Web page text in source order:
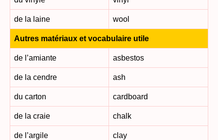
de la laine wool
Autres matériaux et vocabulaire utile
de l’amiante asbestos
de la cendre ash
du carton cardboard
de la craie chalk
de l’argile clay